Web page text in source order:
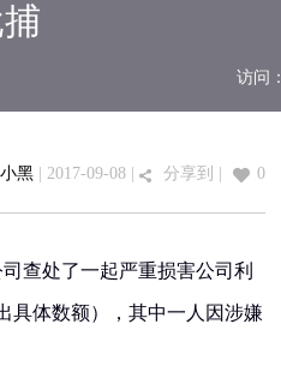
访问：
小黑 | 2017-09-08 | 分享到 0
查处了一起严重损害公司利
具体数额），其中一人因涉嫌